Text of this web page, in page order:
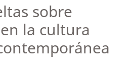
sobre
la cultura